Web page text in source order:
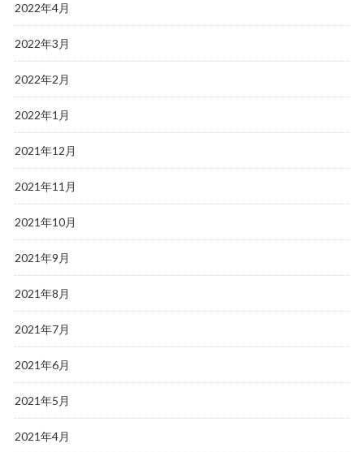
2022年4月
2022年3月
2022年2月
2022年1月
2021年12月
2021年11月
2021年10月
2021年9月
2021年8月
2021年7月
2021年6月
2021年5月
2021年4月